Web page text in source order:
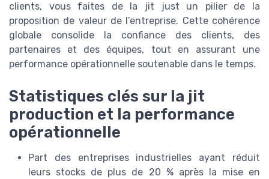
clients, vous faites de la jit just un pilier de la
proposition de valeur de l’entreprise. Cette cohérence
globale consolide la confiance des clients, des
partenaires et des équipes, tout en assurant une
performance opérationnelle soutenable dans le temps.
Statistiques clés sur la jit
production et la performance
opérationnelle
Part des entreprises industrielles ayant réduit
leurs stocks de plus de 20 % après la mise en